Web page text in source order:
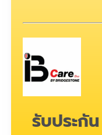
รับประกั